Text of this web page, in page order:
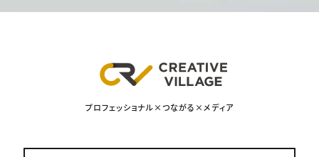
プロフェッショナル×つながる×メディア